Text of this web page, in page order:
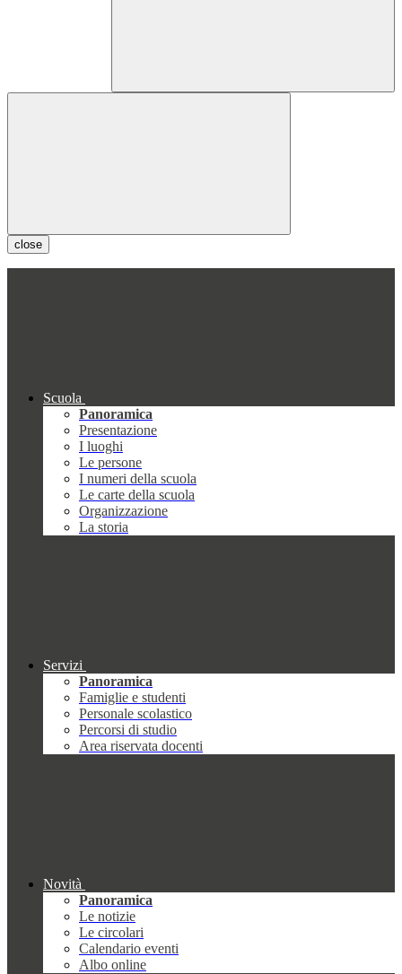
close
Scuola
Panoramica
Presentazione
I luoghi
Le persone
I numeri della scuola
Le carte della scuola
Organizzazione
La storia
Servizi
Panoramica
Famiglie e studenti
Personale scolastico
Percorsi di studio
Area riservata docenti
Novità
Panoramica
Le notizie
Le circolari
Calendario eventi
Albo online